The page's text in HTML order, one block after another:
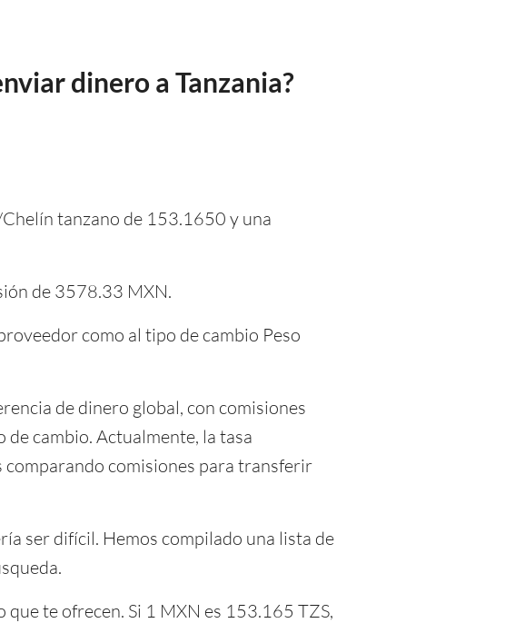
dinero a Tanzania?
tanzano de 153.1650 y una
de 3578.33 MXN.
como al tipo de cambio Peso
de dinero global, con comisiones
cambio. Actualmente, la tasa
comisiones para transferir
ser difícil. Hemos compilado una lista de
te ofrecen. Si 1 MXN es 153.165 TZS,